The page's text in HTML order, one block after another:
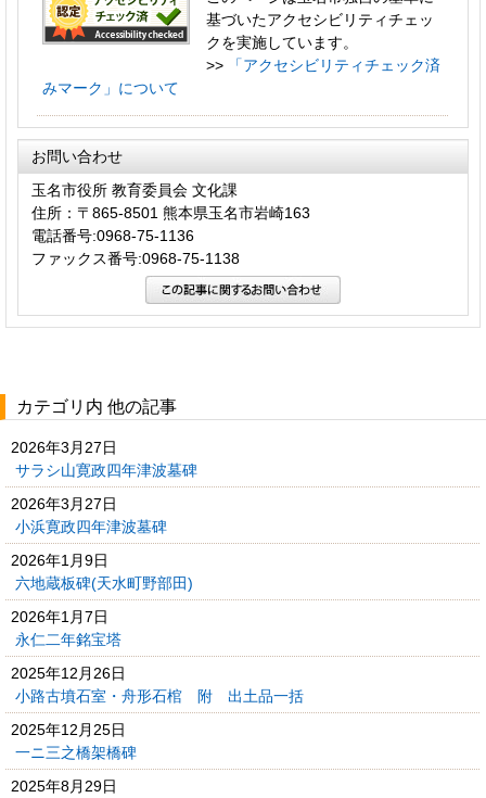
基づいたアクセシビリティチェッ
クを実施しています。
>>
「アクセシビリティチェック済
みマーク」について
お問い合わせ
玉名市役所 教育委員会 文化課
住所：〒865-8501 熊本県玉名市岩崎163
電話番号:0968-75-1136
ファックス番号:0968-75-1138
カテゴリ内 他の記事
2026年3月27日
サラシ山寛政四年津波墓碑
2026年3月27日
小浜寛政四年津波墓碑
2026年1月9日
六地蔵板碑(天水町野部田)
2026年1月7日
永仁二年銘宝塔
2025年12月26日
小路古墳石室・舟形石棺 附 出土品一括
2025年12月25日
一ニ三之橋架橋碑
2025年8月29日